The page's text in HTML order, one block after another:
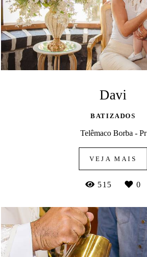
Davi
BATIZADOS
Telêmaco Borba - Pr
VEJA MAIS
515 0